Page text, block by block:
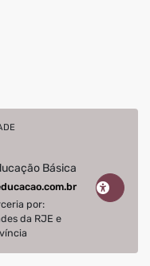
Básica
por:
da RJE e